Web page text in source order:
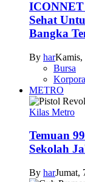
ICONNET
Sehat
Bangka
By harKamis,
Bursa
METRO
Kilas Metro
Temuan
Sekolah
By harJumat,